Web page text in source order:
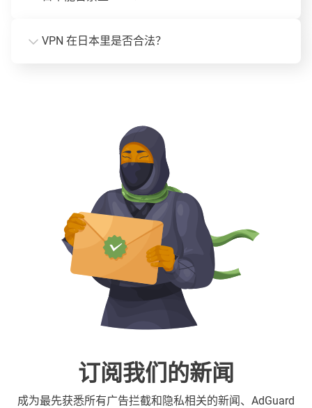
VPN 在日本里是否合法？
订阅我们的新闻
成为最先获悉所有广告拦截和隐私相关的新闻、AdGuard